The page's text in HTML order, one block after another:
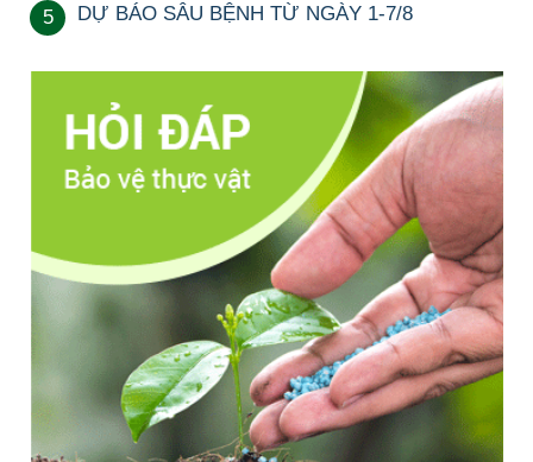
5 DỰ BÁO SÂU BỆNH TỪ NGÀY 1-7/8